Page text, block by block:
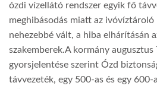
ózdi vízellátó rendszer egyik fő
meghibásodás miatt az
nehezebbé vált, a hiba elhárításán
szakemberek.A kormány augusztus
gyorsjelentése szerint Ózd
távvezeték, egy 500-as és egy